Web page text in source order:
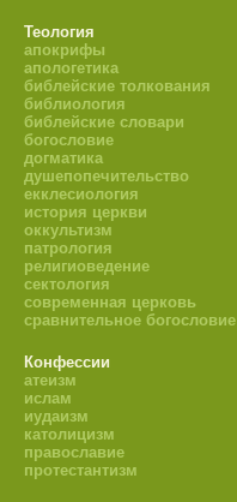
Теология
апокрифы
апологетика
библейские толкования
библиология
библейские словари
богословие
догматика
душепопечительство
екклесиология
история церкви
оккультизм
патрология
религиоведение
сектология
современная церковь
сравнительное богословие
Конфессии
атеизм
ислам
иудаизм
католицизм
православие
протестантизм